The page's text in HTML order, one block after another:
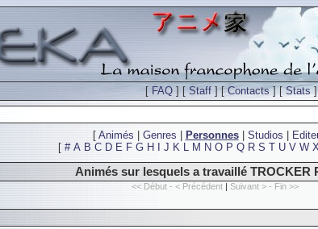
[FAQ ] [Staff ] [Contacts] [Stats
[ Animés Genres Personnes| Studios
[ # A B C D E F G H J K L M N O P Q R S T U V W
Animés sur lesquels a travaillé TROCKER
<< Début - < Précédent | Suivant > - Fin >>